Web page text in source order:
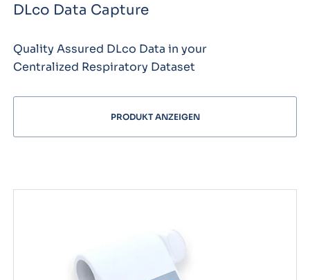
DLco Data Capture
Quality Assured DLco Data in your
Centralized Respiratory Dataset
PRODUKT ANZEIGEN